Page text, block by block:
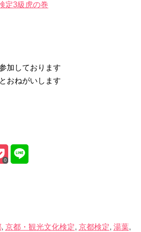
定3級虎の巻
加しております
おねがいします
0
, 京都・観光文化検定, 京都検定, 湯葉,